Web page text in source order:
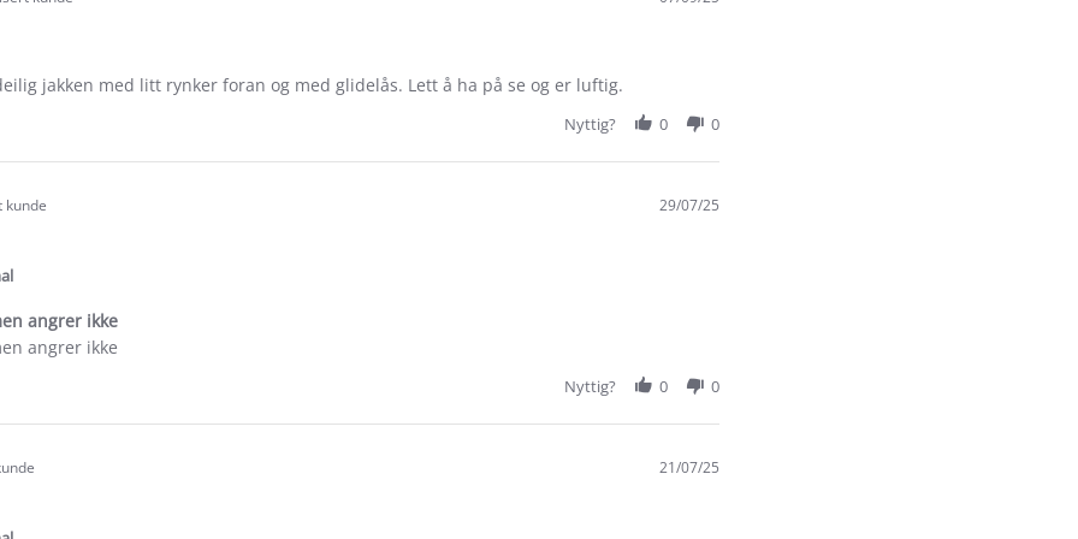
jakken med litt rynker foran og med glidelås. Lett å ha på se og er luftig.
Nyttig? 0 0
kunde 29/07/25
angrer ikke
angrer ikke
Nyttig? 0 0
21/07/25